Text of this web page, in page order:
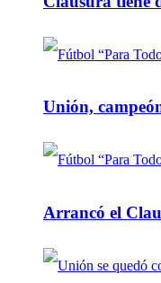
Unión,
Arrancó el